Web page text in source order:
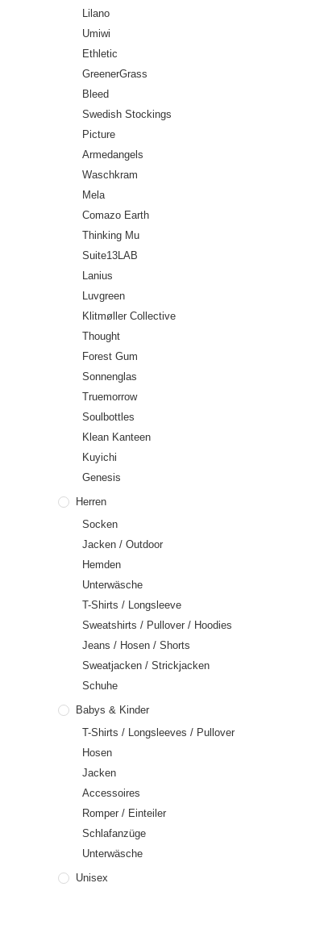
Lilano
Umiwi
Ethletic
GreenerGrass
Bleed
Swedish Stockings
Picture
Armedangels
Waschkram
Mela
Comazo Earth
Thinking Mu
Suite13LAB
Lanius
Luvgreen
Klitmøller Collective
Thought
Forest Gum
Sonnenglas
Truemorrow
Soulbottles
Klean Kanteen
Kuyichi
Genesis
Herren
Socken
Jacken / Outdoor
Hemden
Unterwäsche
T-Shirts / Longsleeve
Sweatshirts / Pullover / Hoodies
Jeans / Hosen / Shorts
Sweatjacken / Strickjacken
Schuhe
Babys & Kinder
T-Shirts / Longsleeves / Pullover
Hosen
Jacken
Accessoires
Romper / Einteiler
Schlafanzüge
Unterwäsche
Unisex